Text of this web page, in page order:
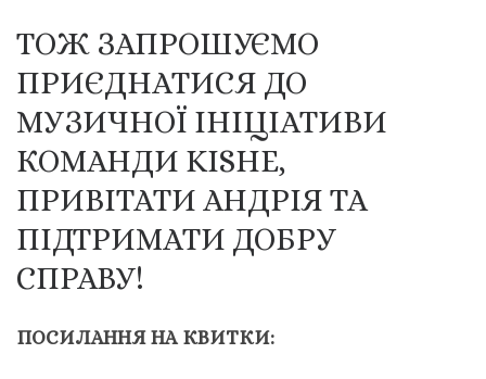
ТОЖ ЗАПРОШУЄМО
ПРИЄДНАТИСЯ ДО
МУЗИЧНОЇ ІНІЦІАТИВИ
КОМАНДИ KISHE,
ПРИВІТАТИ АНДРІЯ ТА
ПІДТРИМАТИ ДОБРУ
СПРАВУ!
ПОСИЛАННЯ НА КВИТКИ: